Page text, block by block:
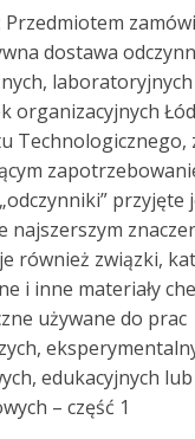
Przedmiotem
dostawa
organizacyjnych
Technologicznego,
przyjęte
najszerszym
również związki,
i inne materiały
używane do prac
edukacyjnych lub
– część 1